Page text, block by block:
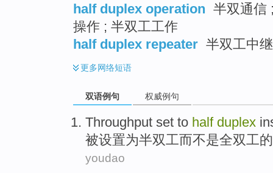
half duplex operation 半双通信
操作 ; 半双工工作
half duplex repeater 半双工中
更多网络短语
双语例句 权威例句
Throughput set to half duplex
被设置为半双工而不是全双工的
youdao